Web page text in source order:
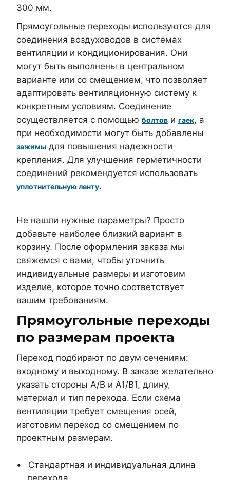
300 мм.
Прямоугольные переходы используются для
соединения воздуховодов в системах
вентиляции и кондиционирования. Они
могут быть выполнены в центральном
варианте или со смещением, что позволяет
адаптировать вентиляционную систему к
конкретным условиям. Соединение
осуществляется с помощью болтов и гаек, а
при необходимости могут быть добавлены
зажимы для повышения надежности
крепления. Для улучшения герметичности
соединений рекомендуется использовать
уплотнительную ленту.
Не нашли нужные параметры? Просто
добавьте наиболее близкий вариант в
корзину. После оформления заказа мы
свяжемся с вами, чтобы уточнить
индивидуальные размеры и изготовим
изделие, которое точно соответствует
вашим требованиям.
Прямоугольные переходы
по размерам проекта
Переход подбирают по двум сечениям:
входному и выходному. В заказе желательно
указать стороны A/B и A1/B1, длину,
материал и тип перехода. Если схема
вентиляции требует смещения осей,
изготовим переход со смещением по
проектным размерам.
Стандартная и индивидуальная длина
перехода.